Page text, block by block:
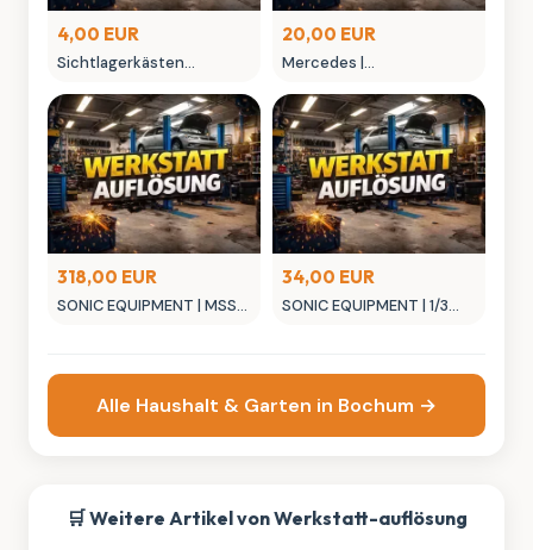
4,00 EUR
Sichtlagerkästen
Trennwand Typ: Zubehör.
20,00 EUR
Mercedes |
318,00 EUR
SONIC EQUIPMENT | MSS
34,00 EUR
SONIC EQUIPMENT | 1/3
Alle Haushalt & Garten in Bochum →
🛒 Weitere Artikel von Werkstatt-auflösung